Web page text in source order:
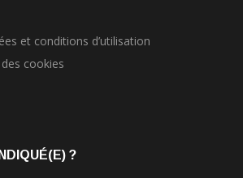
et conditions d’utilisation
cookies
?